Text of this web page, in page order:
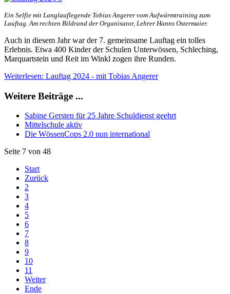
Ein Selfie mit Langlauflegende Tobias Angerer vom Aufwärmtraining zum
Lauftag. Am rechten Bildrand der Organisator, Lehrer Hanns Ostermaier.
Auch in diesem Jahr war der 7. gemeinsame Lauftag ein tolles
Erlebnis. Etwa 400 Kinder der Schulen Unterwössen, Schleching,
Marquartstein und Reit im Winkl zogen ihre Runden.
Weiterlesen: Lauftag 2024 - mit Tobias Angerer
Weitere Beiträge ...
Sabine Gersten für 25 Jahre Schuldienst geehrt
Mittelschule aktiv
Die WössenCops 2.0 nun international
Seite 7 von 48
Start
Zurück
2
3
4
5
6
7
8
9
10
11
Weiter
Ende